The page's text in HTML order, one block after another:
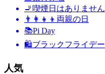
🚬 喫煙日はありません
👨‍👩‍👧‍👦 両親の日
📚Pi Day
🛍ブラックフライデー
人気